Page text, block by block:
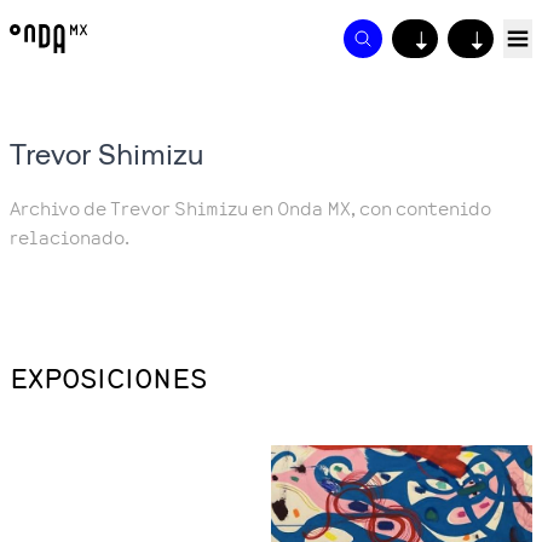
↓ ↓
Trevor Shimizu
Archivo de Trevor Shimizu en Onda MX, con contenido
relacionado.
EXPOSICIONES